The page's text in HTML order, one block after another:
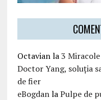
Octavianla3
Doctor Yang, soluția
de fier
eBogdanlaPulpe de